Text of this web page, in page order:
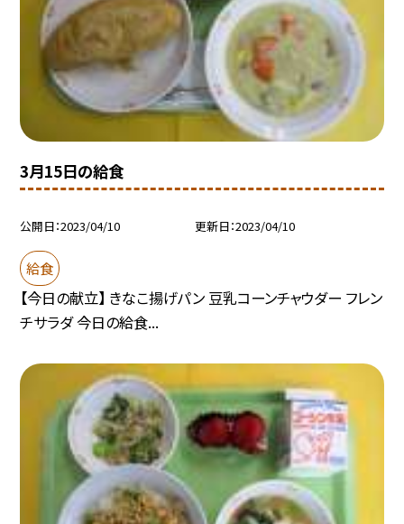
3月15日の給食
公開日 2023/04/10 更新日 2023/04/10
給食
【今日の献立】 きなこ揚げパン 豆乳コーンチャウダー フレン
チサラダ 今日の給食...